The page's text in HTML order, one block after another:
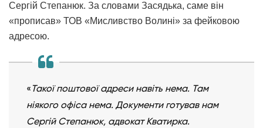
Сергій Степанюк. За словами Засядька, саме він
«прописав» ТОВ «Мисливство Волині» за фейковою
адресою.
« Такої поштової адреси навіть нема. Там
ніякого офіса нема. Документи готував нам
Сергій Степанюк, адвокат Кватирка.